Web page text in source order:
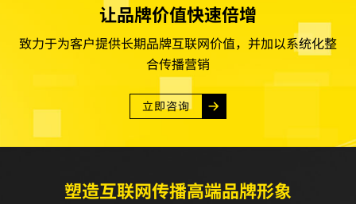
让品牌价值快速倍增
致力于为客户提供长期品牌互联网价值，并加以系统化整
合传播营销
立即咨询
塑造互联网传播高端品牌形象